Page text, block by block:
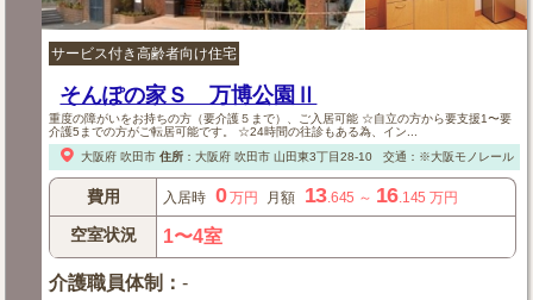
サービス付き高齢者向け住宅
そんぽの家Ｓ 万博公園Ⅱ
重度の障がいをお持ちの方（要介護５まで）、ご入居可能 ☆自立の方から要支援1〜要
介護5までの方がご転居可能です。 ☆24時間の往診もある為、イン...
大阪府 吹田市 住所： 大阪府 吹田市山田東3丁目28-10 交通：※大阪モノレール「
費用 入居時 0万円 月額 13.645 ～ 16.145 万円
空室状況 1〜4室
介護職員体制 ：-